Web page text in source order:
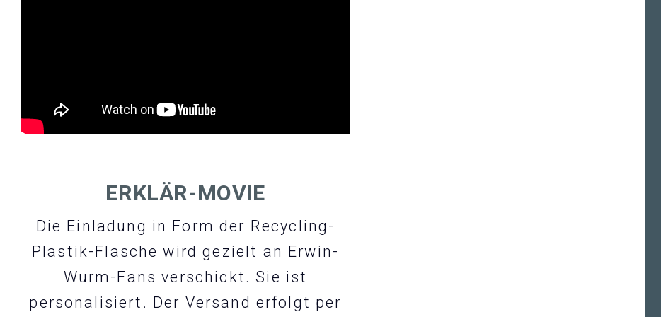
ERKLÄR-MOVIE
Die Einladung in Form der Recycling-
Plastik-Flasche wird gezielt an Erwin-
Wurm-Fans verschickt. Sie ist
personalisiert. Der Versand erfolgt per